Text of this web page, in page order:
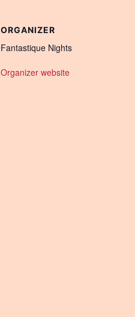
ORGANIZER
Fantastique Nights
Organizer website